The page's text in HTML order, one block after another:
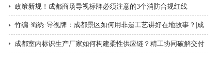
事？|成都景区导视标牌
政策新规！成都商场导视标牌必须注意的3个消防合规红线
竹编·蜀绣·导视牌：成都景区如何用非遗工艺讲好在地故事？|成
都景区导视标牌​
成都室内标识生产厂家如何构建柔性供应链？精工协同破解交付